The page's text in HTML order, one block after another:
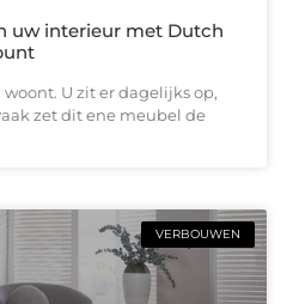
uw interieur met Dutch
U zit er dagelijks op,
zet dit ene meubel de
VERBOUWEN